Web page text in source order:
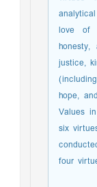
love of
justice,
hope,
Values
six
four